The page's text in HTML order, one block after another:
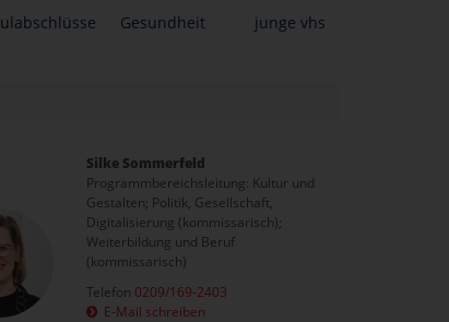
Gesundheit junge vhs
Silke Sommerfeld
Programmbereichsleitung: Kultur und
Gestalten; Politik, Gesellschaft,
Digitalisierung (kommissarisch);
Weiterbildung und Beruf
(kommissarisch)
Telefon 0209/169-2403
E-Mail schreiben